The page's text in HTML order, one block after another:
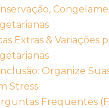
Extras &
Organize
Stress
Frequentes